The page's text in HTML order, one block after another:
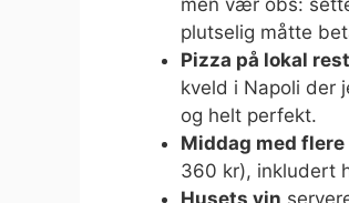
men vær obs:
plutselig måtte
Pizza på lokal
kveld i Napoli der
og helt perfekt.
Middag med
360 kr), inkludert